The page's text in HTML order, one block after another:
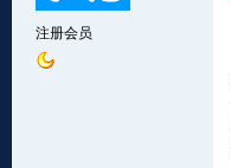
注册会员